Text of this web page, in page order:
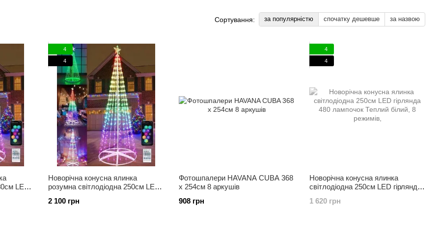
Сортування: за популярністю спочатку дешевше за назвою
LED
4
4
Новорічна конусна ялинка
розумна світлодіодна 250см LED
Smart App
2 100 грн
Фотошпалери HAVANA CUBA 368
х 254см 8 аркушів
908 грн
4
4
Новорічна конусна ялинка
світлодіодна 250см LED гірлянда
режимів,
1 620 грн